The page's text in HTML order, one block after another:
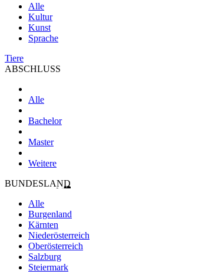
Alle
Kultur
Kunst
Sprache
Tiere
ABSCHLUSS
Alle
Bachelor
Master
Weitere
BUNDESLAND
Alle
Burgenland
Kärnten
Niederösterreich
Oberösterreich
Salzburg
Steiermark